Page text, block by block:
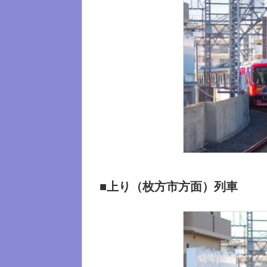
■上り（枚方市方面）列車